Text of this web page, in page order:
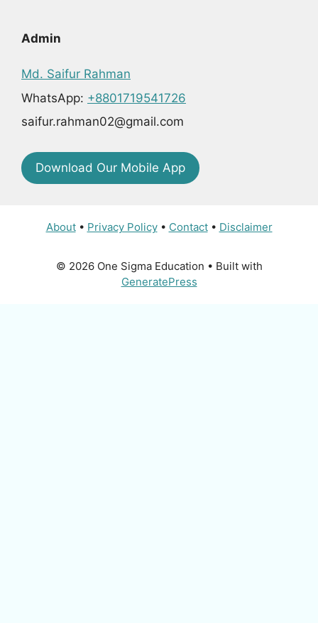
Admin
Md. Saifur Rahman
WhatsApp: +8801719541726
saifur.rahman02@gmail.com
Download Our Mobile App
About• Privacy Policy• Contact• Disclaimer
© 2026 One Sigma Education • Built with
GeneratePress